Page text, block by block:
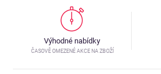
Výhodné nabídky
ČASOVĚ OMEZENÉ AKCE NA ZBOŽÍ